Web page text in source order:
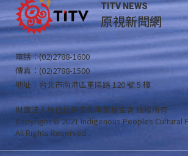
TITV NEWS
原視新聞網
電話：(02)2788-1600
傳真：(02)2788-1500
地址：台北市南港區重陽路 120 號 5 樓
財團法人原住民族文化事業基金會 版權所有
Copyright © 2021 Indigenous Peoples Cultural
All Rights Reserved .